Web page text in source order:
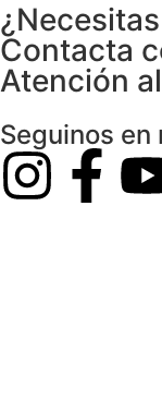
Contacta
Atención
Seguinos en